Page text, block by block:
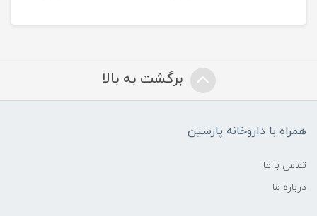
برگشت به بالا
همراه با داروخانه پارسین
تماس با ما
درباره ما